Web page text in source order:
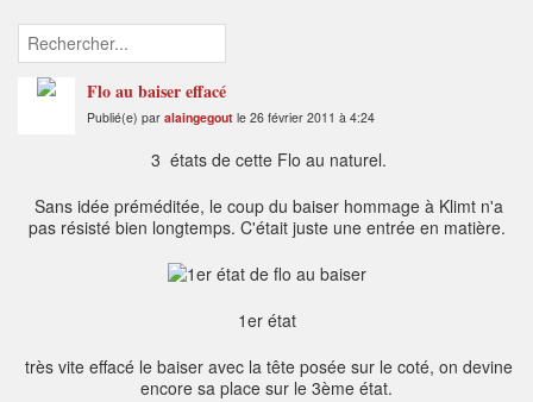
Flo au baiser effacé
Publié(e) par alaingegout le 26 février 2011 à 4:24
3 états de cette Flo au naturel.
Sans idée préméditée, le coup du baiser hommage à Klimt n'a
pas résisté bien longtemps. C'était juste une entrée en matière.
1er état
très vite effacé le baiser avec la tête posée sur le coté, on devine
encore sa place sur le 3ème état.